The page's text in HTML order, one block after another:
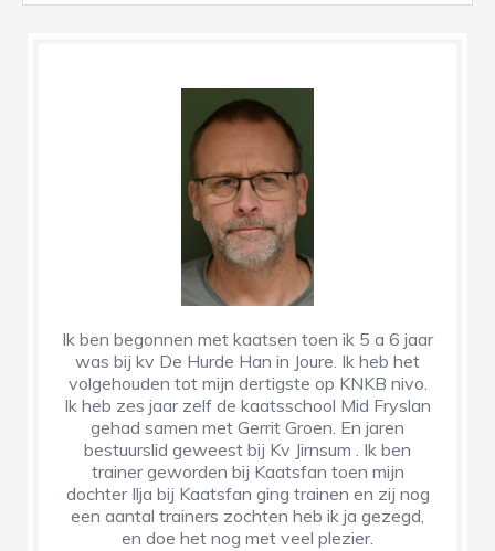
Ik ben begonnen met kaatsen toen ik 5 a 6 jaar
was bij kv De Hurde Han in Joure. Ik heb het
volgehouden tot mijn dertigste op KNKB nivo.
Ik heb zes jaar zelf de kaatsschool Mid Fryslan
gehad samen met Gerrit Groen. En jaren
bestuurslid geweest bij Kv Jirnsum . Ik ben
trainer geworden bij Kaatsfan toen mijn
dochter Ilja bij Kaatsfan ging trainen en zij nog
een aantal trainers zochten heb ik ja gezegd,
en doe het nog met veel plezier.